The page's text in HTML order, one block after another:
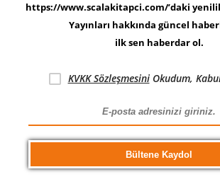
https://www.scalakitapci.com/’daki
Yayınları hakkında güncel
ilk sen haberdar ol.
KVKK SözleşmesiniOkudum,